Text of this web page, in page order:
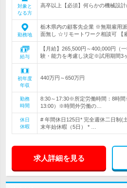
対象と
なる方
高卒以上【必須】何らかの機械設
勤務地
栃木県内の顧客先企業 ※無期雇用
面無し ☆リモートワーク相談可 【
給与
【月給】265,500円～400,000円（
験・能力を考慮し決定※試用期間3
初年度
年収
440万円～650万円
勤務
時間
8:30～17:30※所定労働時間：8時
13:00）※時間外労働の…
休日
休暇
# 年間休日125日* 完全週休二日制(
末年始休暇（5日） * …
求人詳細を見る